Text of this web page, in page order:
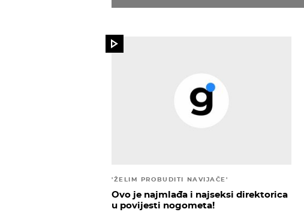
'ŽELIM PROBUDITI NAVIJAČE'
Ovo je najmlađa i najseksi direktorica
u povijesti nogometa!